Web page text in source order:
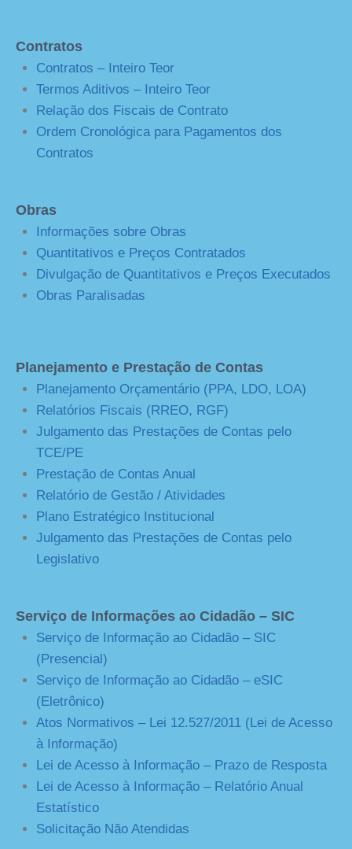
Contratos
Contratos – Inteiro Teor
Termos Aditivos – Inteiro Teor
Relação dos Fiscais de Contrato
Ordem Cronológica para Pagamentos dos
Contratos
Obras
Informações sobre Obras
Quantitativos e Preços Contratados
Divulgação de Quantitativos e Preços Executados
Obras Paralisadas
Planejamento e Prestação de Contas
Planejamento Orçamentário (PPA, LDO, LOA)
Relatórios Fiscais (RREO, RGF)
Julgamento das Prestações de Contas pelo
TCE/PE
Prestação de Contas Anual
Relatório de Gestão / Atividades
Plano Estratégico Institucional
Julgamento das Prestações de Contas pelo
Legislativo
Serviço de Informações ao Cidadão – SIC
Serviço de Informação ao Cidadão – SIC
(Presencial)
Serviço de Informação ao Cidadão – eSIC
(Eletrônico)
Atos Normativos – Lei 12.527/2011 (Lei de Acesso
à Informação)
Lei de Acesso à Informação – Prazo de Resposta
Lei de Acesso à Informação – Relatório Anual
Estatístico
Solicitação Não Atendidas